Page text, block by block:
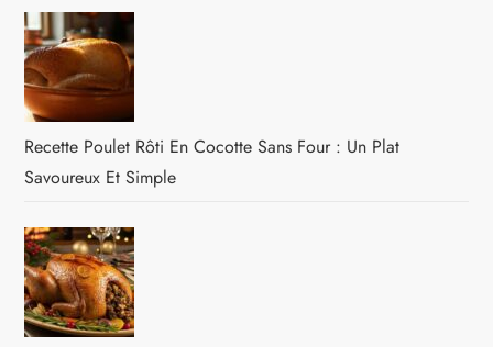
Recette Poulet Rôti En Cocotte Sans Four : Un Plat
Savoureux Et Simple